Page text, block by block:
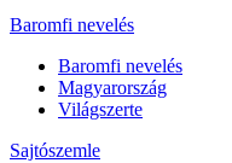
Baromfi nevelés
Baromfi nevelés
Magyarország
Világszerte
Sajtószemle